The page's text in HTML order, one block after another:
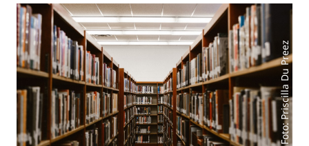
Foto: Priscilla Du Preez